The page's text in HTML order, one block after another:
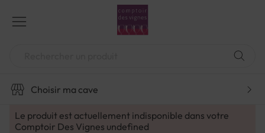
contenu
Choisir ma cave
Le produit est actuellement indisponible dans votre
Comptoir Des Vignes undefined